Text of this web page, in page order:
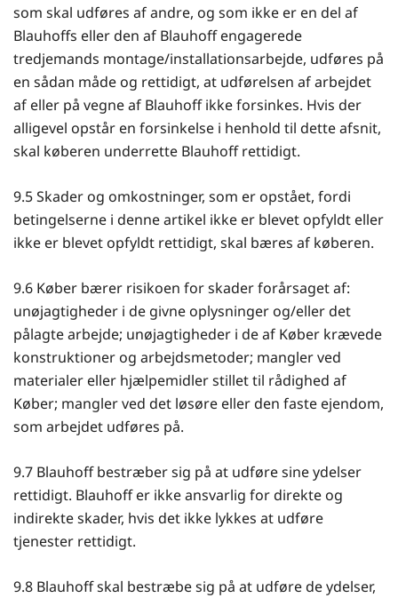
som skal udføres af andre, og som ikke er en del af
Blauhoffs eller den af Blauhoff engagerede
tredjemands montage/installationsarbejde, udføres på
en sådan måde og rettidigt, at udførelsen af arbejdet
af eller på vegne af Blauhoff ikke forsinkes. Hvis der
alligevel opstår en forsinkelse i henhold til dette afsnit,
skal køberen underrette Blauhoff rettidigt.
9.5 Skader og omkostninger, som er opstået, fordi
betingelserne i denne artikel ikke er blevet opfyldt eller
ikke er blevet opfyldt rettidigt, skal bæres af køberen.
9.6 Køber bærer risikoen for skader forårsaget af:
unøjagtigheder i de givne oplysninger og/eller det
pålagte arbejde; unøjagtigheder i de af Køber krævede
konstruktioner og arbejdsmetoder; mangler ved
materialer eller hjælpemidler stillet til rådighed af
Køber; mangler ved det løsøre eller den faste ejendom,
som arbejdet udføres på.
9.7 Blauhoff bestræber sig på at udføre sine ydelser
rettidigt. Blauhoff er ikke ansvarlig for direkte og
indirekte skader, hvis det ikke lykkes at udføre
tjenester rettidigt.
9.8 Blauhoff skal bestræbe sig på at udføre de ydelser,